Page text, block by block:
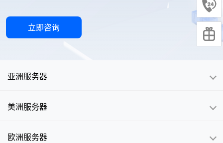
立即咨询
亚洲服务器
美洲服务器
欧洲服务器